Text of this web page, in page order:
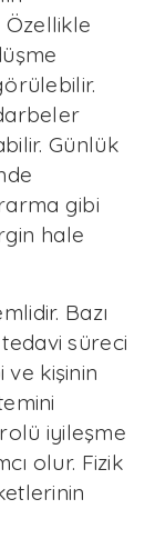
Özellikle
Günlük
gibi
hale
Bazı
süreci
ve kişinin
iyileşme
olur. Fizik